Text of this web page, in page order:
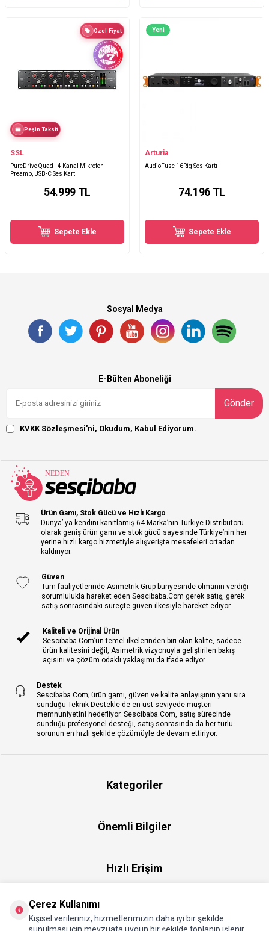
Özel Fiyat
Peşin Taksit
SSL
PureDrive Quad - 4 Kanal Mikrofon
Preamp, USB-C Ses Kartı
54.999TL
Sepete Ekle
Yeni
Arturia
AudioFuse 16Rig Ses Kartı
74.196TL
Sepete Ekle
Sosyal Medya
E-Bülten Aboneliği
Gönder
KVKK Sözleşmesi'ni, Okudum, Kabul Ediyorum.
Ürün Gamı, Stok Gücü ve Hızlı Kargo
Dünya’ ya kendini kanıtlamış 64 Marka’nın Türkiye Distribütörü
olarak geniş ürün gamı ve stok gücü sayesinde Türkiye’nin her
yerine hızlı kargo hizmetiyle alışverişte mesafeleri ortadan
kaldırıyor.
Güven
Tüm faaliyetlerinde Asimetrik Grup bünyesinde olmanın verdiği
sorumlulukla hareket eden Sescibaba.Com gerek satış, gerek
satış sonrasındaki süreçte güven ilkesiyle hareket ediyor.
Kaliteli ve Orijinal Ürün
Sescibaba.Com’un temel ilkelerinden biri olan kalite, sadece
ürün kalitesini değil, Asimetrik vizyonuyla geliştirilen bakış
açısını ve çözüm odaklı yaklaşımı da ifade ediyor.
Destek
Sescibaba.Com; ürün gamı, güven ve kalite anlayışının yanı sıra
sunduğu Teknik Destekle de en üst seviyede müşteri
memnuniyetini hedefliyor. Sescibaba.Com, satış sürecinde
sunduğu profesyonel desteği, satış sonrasında da her türlü
sorunun en hızlı şekilde çözümüyle de devam ettiriyor.
Kategoriler
Önemli Bilgiler
Hızlı Erişim
Çerez Kullanımı
Kişisel verileriniz, hizmetlerimizin daha iyi bir şekilde